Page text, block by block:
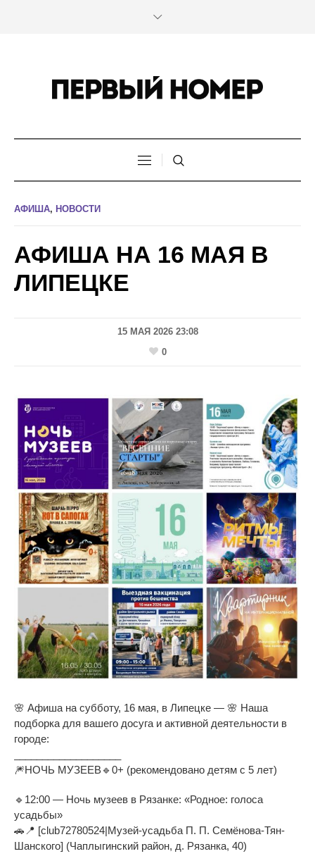
АФИША, НОВОСТИ
АФИША НА 16 МАЯ В
ЛИПЕЦКЕ
15 МАЯ 2026 23:08
0
🌸 Афиша на субботу, 16 мая, в Липецке — 🌸 Наша
подборка для вашего досуга и активной деятельности в
городе:
🎆НОЧЬ МУЗЕЕВ🔹0+ (рекомендовано детям с 5 лет)
🔹12:00 — Ночь музеев в Рязанке: «Родное: голоса
усадьбы»
🚗📍 [club72780524|Музей-усадьба П. П. Семёнова-Тян-
Шанского] (Чаплыгинский район, д. Рязанка, 40)